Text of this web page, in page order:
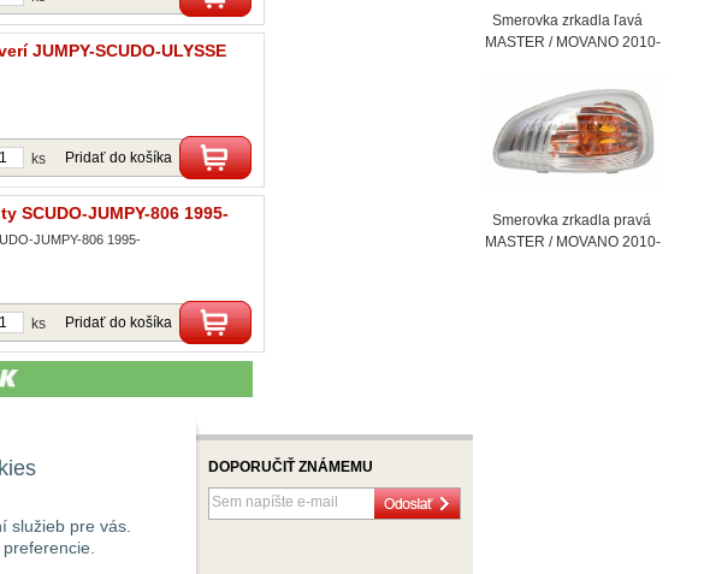
služieb pre vás.
JUMPY-SCUDO-ULYSSE
Pridať do košíka
ks
SCUDO-JUMPY-806 1995-
JUMPY-806 1995-
Pridať do košíka
ks
DOPORUČIŤ ZNÁMEMU
Smerovka zrkadla ľavá
MASTER / MOVANO 2010-
Smerovka zrkadla pravá
MASTER / MOVANO 2010-